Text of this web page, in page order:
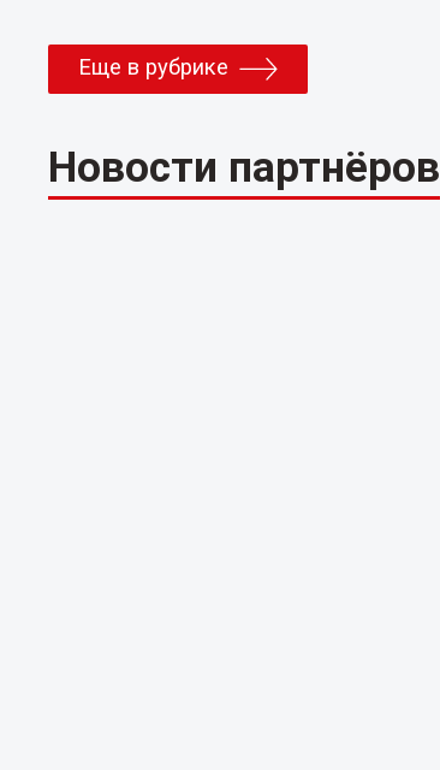
Еще в рубрике
Новости партнёров